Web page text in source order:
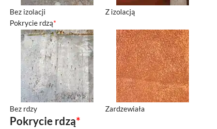
Bez izolacji
Z izolacją
*
Pokrycie rdzą
Bez rdzy Zardzewiała
*
Pokrycie rdzą